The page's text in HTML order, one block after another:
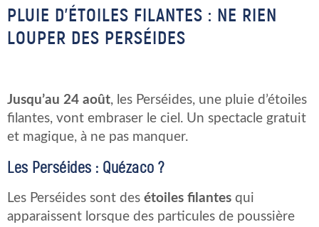
PLUIE D’ÉTOILES FILANTES : NE RIEN
LOUPER DES PERSÉIDES
Jusqu’au 24 août, les Perséides, une pluie d’étoiles
filantes, vont embraser le ciel. Un spectacle gratuit
et magique, à ne pas manquer.
Les Perséides : Quézaco ?
Les Perséides sont des étoiles filantes qui
apparaissent lorsque des particules de poussière